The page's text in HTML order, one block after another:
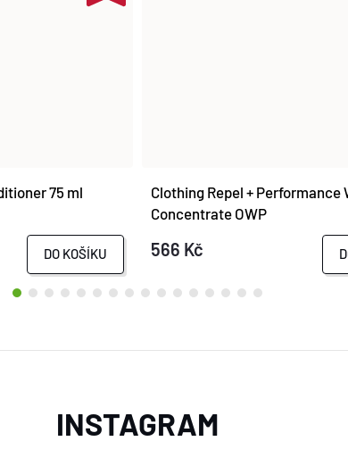
75 ml
DO KOŠÍKU
Clothing Repel + Performance
Concentrate OWP
566 Kč
INSTAGRAM